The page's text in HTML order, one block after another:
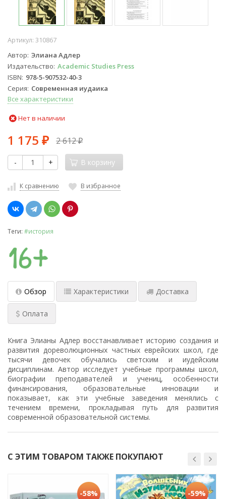
Артикул: 310867
Автор Элиана Адлер
Издательство Academic Studies Press
ISBN 978-5-907532-40-3
Серия Современная иудаика
Все характеристики
Нет в наличии
1 175 ₽ 2 612₽
- + В корзину
К сравнению В избранное
Теги: #история
Обзор Характеристики Доставка
Оплата
Книга Элианы Адлер восстанавливает историю создания и
развития дореволюционных частных еврейских школ, где
тысячи девочек обучались светским и иудейским
дисциплинам. Автор исследует учебные программы школ,
биографии преподавателей и учениц, особенности
финансирования, образовательные инновации и
показывает, как эти учебные заведения менялись с
течением времени, прокладывая путь для развития
современной образовательной системы.
С ЭТИМ ТОВАРОМ ТАКЖЕ ПОКУПАЮТ
-58% -59%